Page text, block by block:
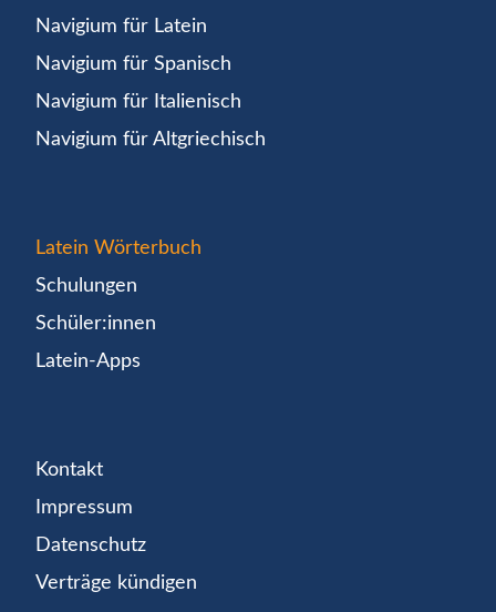
Navigium für Latein
Navigium für Spanisch
Navigium für Italienisch
Navigium für Altgriechisch
Latein Wörterbuch
Schulungen
Schüler:innen
Latein-Apps
Kontakt
Impressum
Datenschutz
Verträge kündigen